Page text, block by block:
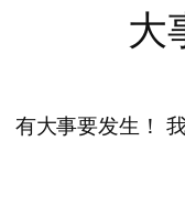
大
有大事要发生！